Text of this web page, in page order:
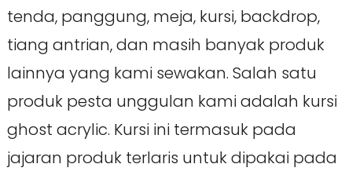
tenda, panggung, meja, kursi, backdrop,
tiang antrian, dan masih banyak produk
lainnya yang kami sewakan. Salah satu
produk pesta unggulan kami adalah kursi
ghost acrylic. Kursi ini termasuk pada
jajaran produk terlaris untuk dipakai pada